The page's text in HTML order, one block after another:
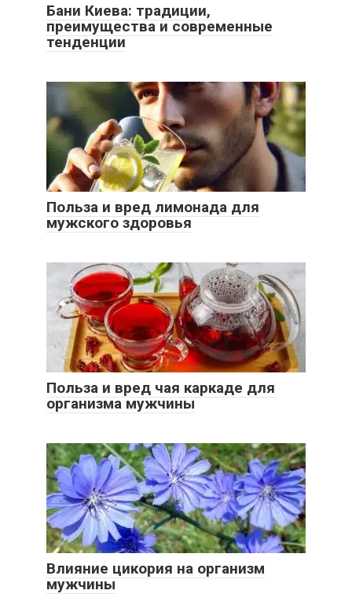
Бани Киева: традиции,
преимущества и современные
тенденции
Польза и вред лимонада для
мужского здоровья
Польза и вред чая каркаде для
организма мужчины
Влияние цикория на организм
мужчины